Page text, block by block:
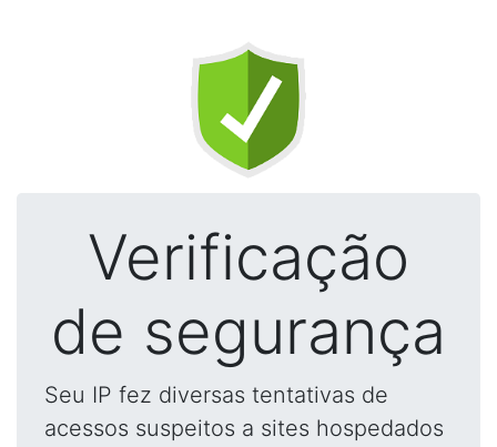
Verificação
de segurança
Seu IP fez diversas tentativas de
acessos suspeitos a sites hospedados